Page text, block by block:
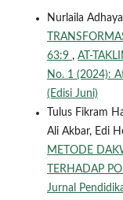
Nurlaila
63:9 , AT-
No. 1 (2024):
(Edisi Juni)
Tulus Fikram
Ali Akbar, Edi
METODE
TERHADAP
Jurnal